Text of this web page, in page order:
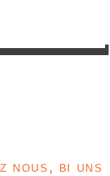
nous, bi uns